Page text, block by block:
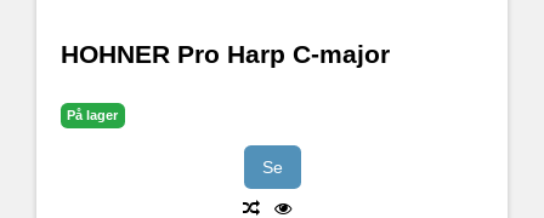
HOHNER Pro Harp C-major
På lager
Se